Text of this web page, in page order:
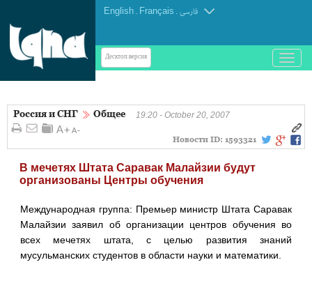
English . Français . فارسی
Десктоп-версия
باز
و
کردن
Россия и СНГ Общее 19:20 - October 20, 2007
Новости ID: 1593321
В мечетях Штата Саравак Малайзии будут
организованы Центры обучения
Международная группа: Премьер министр Штата Саравак
Малайзии заявил об организации центров обучения во
всех мечетях штата, с целью развития знаний
мусульманских студентов в области науки и математики.